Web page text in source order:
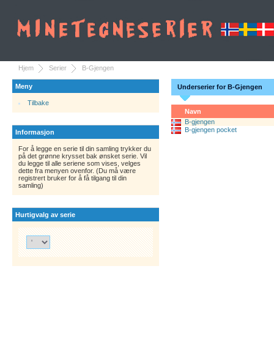
Hjem Serier B-Gjengen
Meny
Tilbake
Informasjon
For å legge en serie til din samling trykker du
på det grønne krysset bak ønsket serie. Vil
du legge til alle seriene som vises, velges
dette fra menyen ovenfor. (Du må være
registrert bruker for å få tilgang til din
samling)
Hurtigvalg av serie
Underserier for B-Gjengen
Navn
B-gjengen
B-gjengen pocket